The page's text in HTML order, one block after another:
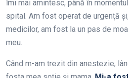
îmi mai amintesc, până în
spital. Am fost operat de urgenţă
medicilor, am fost la un pas de
meu.
Când m-am trezit din anestezie,